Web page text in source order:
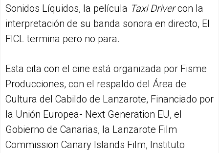
Sonidos Líquidos, la película Taxi Drivercon la
interpretación de su banda sonora en directo, El
FICL termina pero no para.
Esta cita con el cine está organizada por Fisme
Producciones, con el respaldo del Área de
Cultura del Cabildo de Lanzarote, Financiado por
la Unión Europea- Next Generation EU, el
Gobierno de Canarias, la Lanzarote Film
Commission Canary Islands Film, Instituto